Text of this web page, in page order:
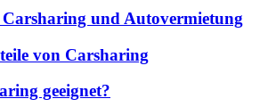
und Autovermietung
von Carsharing
geeignet?